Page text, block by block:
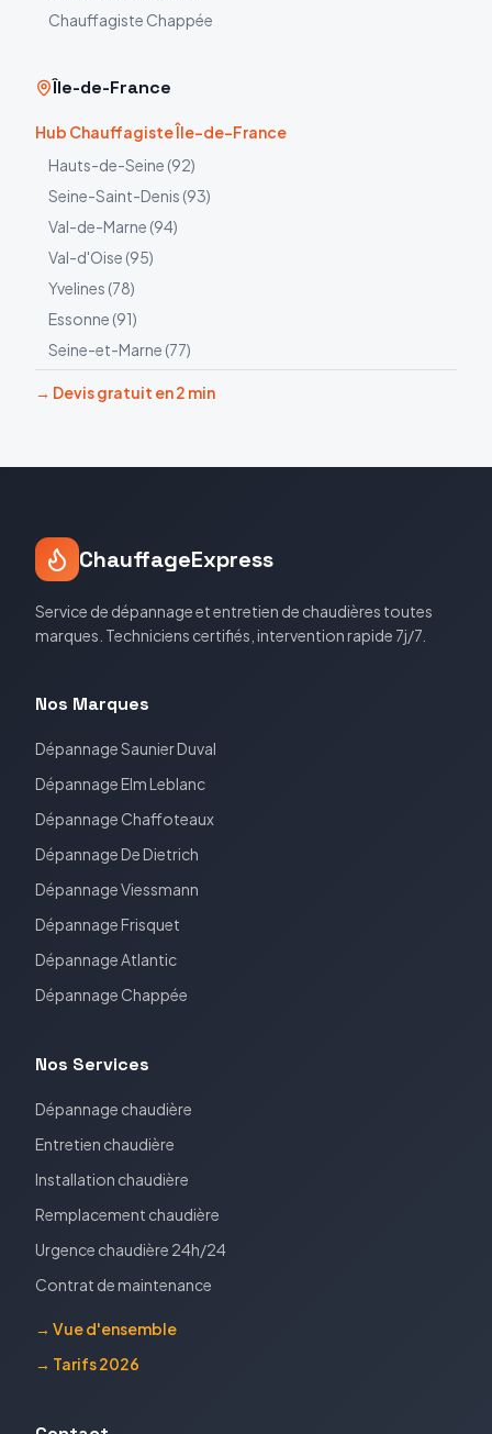
Chauffagiste Chappée
Île-de-France
Hub Chauffagiste Île-de-France
Hauts-de-Seine (92)
Seine-Saint-Denis (93)
Val-de-Marne (94)
Val-d'Oise (95)
Yvelines (78)
Essonne (91)
Seine-et-Marne (77)
→ Devis gratuit en 2 min
ChauffageExpress
Service de dépannage et entretien de chaudières toutes
marques. Techniciens certifiés, intervention rapide 7j/7.
Nos Marques
DépannageSaunier Duval
DépannageElm Leblanc
Dépannage Chaffoteaux
DépannageDe Dietrich
DépannageViessmann
DépannageFrisquet
DépannageAtlantic
Dépannage Chappée
Nos Services
Dépannage chaudière
Entretien chaudière
Installation chaudière
Remplacement chaudière
Urgence chaudière 24h/24
Contrat de maintenance
→ Vue d'ensemble
→ Tarifs 2026